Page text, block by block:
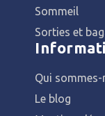
Sommeil
Sorties et
Qui sommes-
Le blog